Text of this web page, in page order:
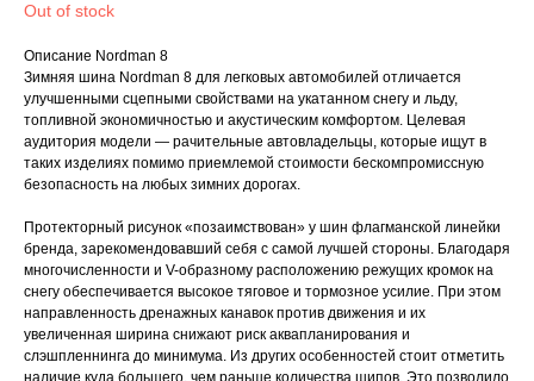
Out of stock
Описание Nordman 8
Зимняя шина Nordman 8 для легковых автомобилей отличается
улучшенными сцепными свойствами на укатанном снегу и льду,
топливной экономичностью и акустическим комфортом. Целевая
аудитория модели — рачительные автовладельцы, которые ищут в
таких изделиях помимо приемлемой стоимости бескомпромиссную
безопасность на любых зимних дорогах.
Протекторный рисунок «позаимствован» у шин флагманской линейки
бренда, зарекомендовавший себя с самой лучшей стороны. Благодаря
многочисленности и V-образному расположению режущих кромок на
снегу обеспечивается высокое тяговое и тормозное усилие. При этом
направленность дренажных канавок против движения и их
увеличенная ширина снижают риск аквапланирования и
слэшпленнинга до минимума. Из других особенностей стоит отметить
наличие куда большего, чем раньше количества шипов. Это позволило